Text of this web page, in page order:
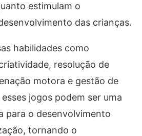
estimulam o
das crianças.
habilidades como
resolução de
motora e gestão de
jogos podem ser uma
para o desenvolvimento
tornando o